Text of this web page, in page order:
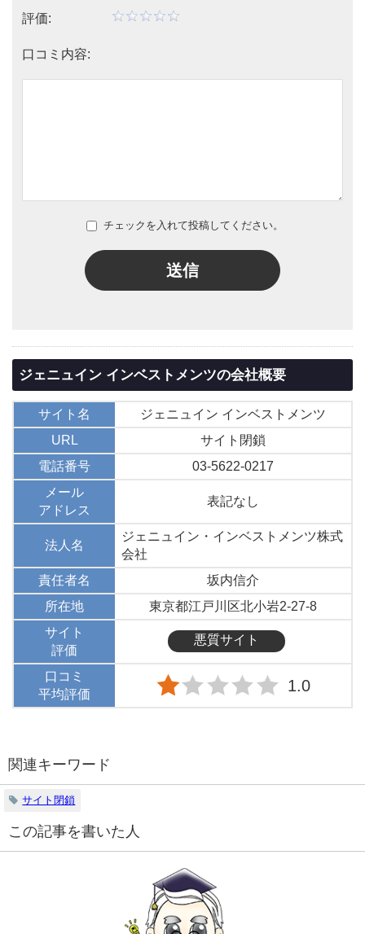
評価:
口コミ内容:
チェックを入れて投稿してください。
送信
ジェニュイン インベストメンツの会社概要
サイト名
ジェニュイン インベストメンツ
URL
サイト閉鎖
電話番号
03-5622-0217
メール
アドレス
表記なし
法人名
ジェニュイン・インベストメンツ株式
会社
責任者名
坂内信介
所在地
東京都江戸川区北小岩2-27-8
サイト
評価
悪質サイト
口コミ
平均評価
1.0
関連キーワード
サイト閉鎖
この記事を書いた人